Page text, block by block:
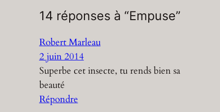
14 réponses à “Empuse”
Robert Marleau
2 juin 2014
Superbe cet insecte, tu rends bien sa
beauté
Répondre